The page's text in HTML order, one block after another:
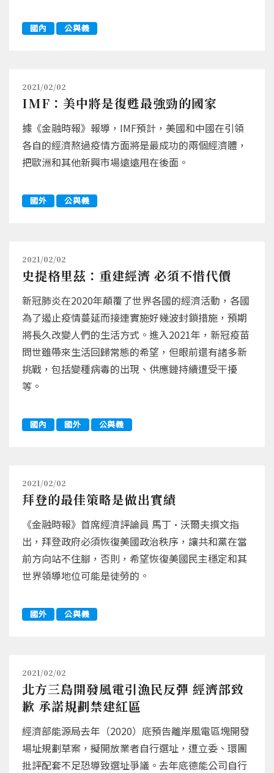
國內 公與義
2021/02/02
IMF：美中將是復甦最強勁的國家
據《金融時報》報導，IMF預計，美國和中國在引領
各自的經濟熬過疫情方面將是最成功的兩個經濟體，
把歐洲和其他新興市場遠遠甩在後面。
國外 公與義
2021/02/02
史提格里茲：重建經濟 必須不惜代價
新冠肺炎在2020年顛覆了世界各國的經濟活動，各國
為了遏止疫情蔓延而接連實施好幾波封鎖措施，預期
將長久改變人們的生活方式。進入2021年，新冠疫苗
問世雖帶來生活回歸常態的希望，但眼前還有諸多新
挑戰，包括變種病毒的出現、供應鏈持續遭受干擾
等。
國內 國外 公與義
2021/02/02
拜登的最佳策略是做出實績
《金融時報》首席經濟評論員 馬丁•沃爾夫撰文指
出，拜登政府必須恢復美國政治秩序，讓共和黨在當
前方向站不住腳，否則，希望恢復美國民主穩定和其
世界領導地位可能是徒勞的。
國外 公與義
2021/02/02
北方三島開發風電引漁民反彈 經濟部致
歉 承諾規劃禁建紅區
經濟部能源局去年（2020）底預告離岸風電區塊開發
場址規劃草案，擬開放業者自行選址，遭立委、環團
批評配套不足恐導致選址爭議。去年底德能公司自行